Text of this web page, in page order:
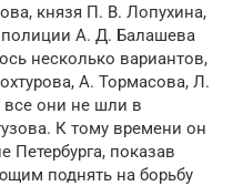
князя П. В. Лопухина,
полиции А. Д. Балашева
несколько вариантов,
А. Тормасова, Л.
все они не шли в
К тому времени он
Петербурга, показав
поднять на борьбу